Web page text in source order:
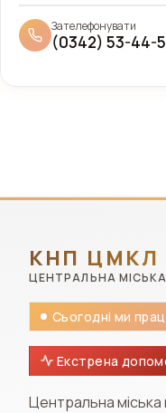
Зателефонувати
(0342) 53-44-
КНП ЦМКЛ
ЦЕНТРАЛЬНА МІСЬКА
Сьогодні ми
Екстрена
Центральна міська